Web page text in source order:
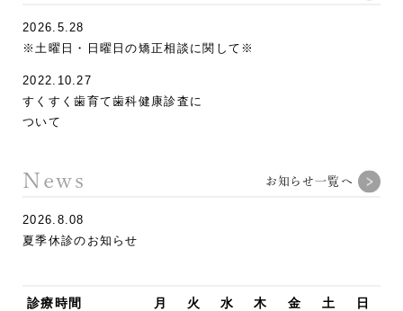
2026.5.28
※土曜日・日曜日の矯正相談に関して※
2022.10.27
すくすく歯育て歯科健康診査に
ついて
News お知らせ一覧へ
2026.8.08
夏季休診のお知らせ
診療時間 月 火 水 木 金 土 日